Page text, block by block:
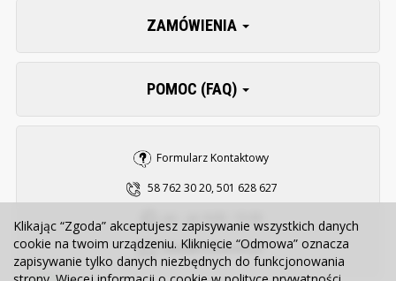
ZAMÓWIENIA
POMOC (FAQ)
Formularz Kontaktowy
58 762 30 20, 501 628 627
sklep@zooserwis.pl
Klikając “Zgoda” akceptujesz zapisywanie wszystkich danych
cookie na twoim urządzeniu. Kliknięcie “Odmowa” oznacza
zapisywanie tylko danych niezbędnych do funkcjonowania